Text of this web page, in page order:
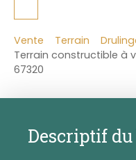
Vente Terrain
Terrain constructible à
67320
Descriptif